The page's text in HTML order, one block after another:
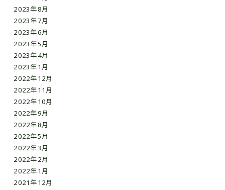
2023年8月
2023年7月
2023年6月
2023年5月
2023年4月
2023年1月
2022年12月
2022年11月
2022年10月
2022年9月
2022年8月
2022年5月
2022年3月
2022年2月
2022年1月
2021年12月